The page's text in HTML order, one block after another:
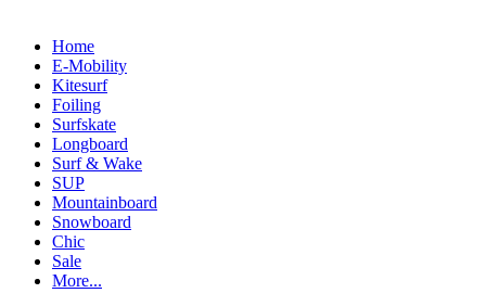
Home
E-Mobility
Kitesurf
Foiling
Surfskate
Longboard
Surf & Wake
SUP
Mountainboard
Snowboard
Chic
Sale
More...